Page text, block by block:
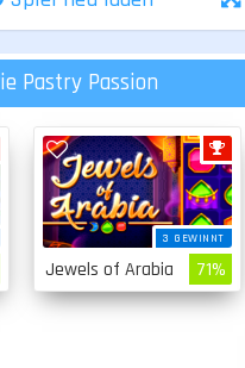
Pastry Passion
3 GEWINNT
Jewels of Arabia 71%